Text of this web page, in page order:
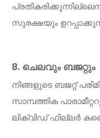
സുരക്ഷയും
8. ചെലവും ബജറ്റും
നിങ്ങളുടെ ബജറ്റ്
സാമ്പത്തിക
ലിക്വിഡ് ഫില്ലർ